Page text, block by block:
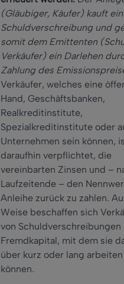
(Gläubiger, Käufer) kauft
Schuldverschreibung und
somit dem Emittenten
Verkäufer) ein Darlehen
Zahlung des
Verkäufer, welches eine
Hand, Geschäftsbanken,
Realkreditinstitute,
Spezialkreditinstitute oder
Unternehmen sein können,
daraufhin verpflichtet, die
vereinbarten Zinsen und –
Laufzeitende – den
Anleihe zurück zu zahlen.
Weise beschaffen sich
von Schuldverschreibungen
Fremdkapital, mit dem sie
über kurz oder lang arbeiten
können.